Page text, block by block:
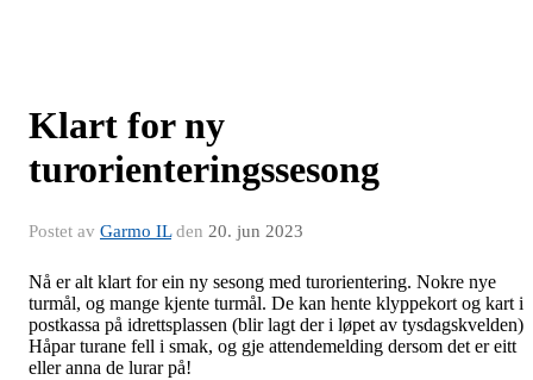
Klart for ny
turorienteringssesong
Postet av Garmo ILden 20. jun 2023
Nå er alt klart for ein ny sesong med turorientering. Nokre nye
turmål, og mange kjente turmål. De kan hente klyppekort og kart i
postkassa på idrettsplassen (blir lagt der i løpet av tysdagskvelden)
Håpar turane fell i smak, og gje attendemelding dersom det er eitt
eller anna de lurar på!